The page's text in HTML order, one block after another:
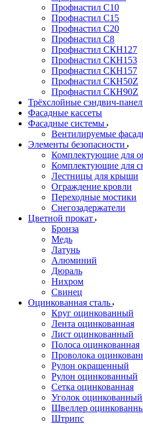
Профнастил С10
Профнастил С15
Профнастил С20
Профнастил С8
Профнастил СКН127
Профнастил СКН153
Профнастил СКН157
Профнастил СКН50Z
Профнастил СКН90Z
Трёхслойные сэндвич-
Фасадные кассеты
Фасадные системы
Вентилируемые
Элементы безопасности
Комплектующие для
Комплектующие для
Лестницы для крыши
Ограждение кровли
Переходные мостики
Снегозадержатели
Цветной прокат
Бронза
Медь
Латунь
Алюминий
Дюраль
Нихром
Свинец
Оцинкованная сталь
Круг оцинкованный
Лента оцинкованная
Лист оцинкованный
Полоса оцинкованная
Проволока
Рулон окрашенный
Рулон оцинкованный
Сетка оцинкованная
Уголок оцинкованный
Швеллер
Штрипс